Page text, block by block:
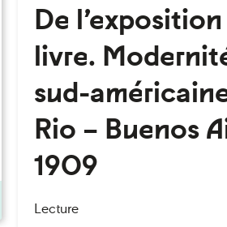
De
livre.
sud-
Rio – Buenos
1909
Lecture